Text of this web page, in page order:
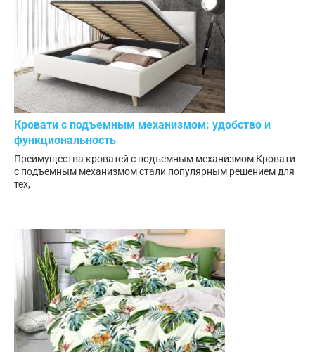
Кровати с подъемным механизмом: удобство и
функциональность
Преимущества кроватей с подъемным механизмом Кровати
с подъемным механизмом стали популярным решением для
тех,